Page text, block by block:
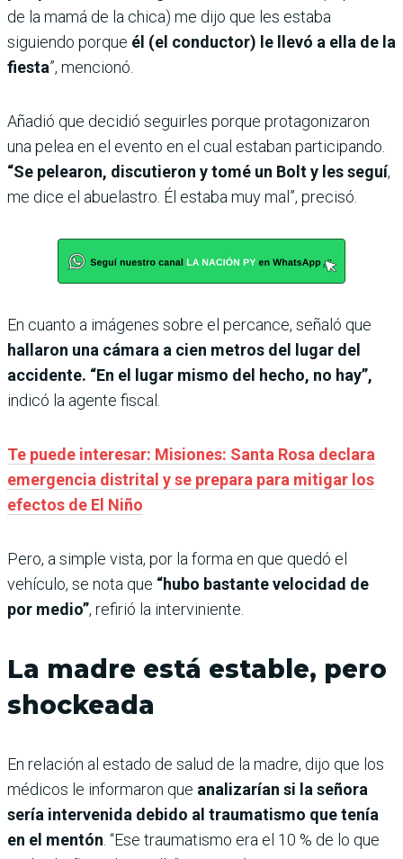
de la mamá de la chica) me dijo que les estaba
siguiendo porque él (el conductor) le llevó a ella de la
fiesta”, mencionó.
Añadió que decidió seguirles porque protagonizaron
una pelea en el evento en el cual estaban participando.
“Se pelearon, discutieron y tomé un Bolt y les seguí,
me dice el abuelastro. Él estaba muy mal”, precisó.
En cuanto a imágenes sobre el percance, señaló que
hallaron una cámara a cien metros del lugar del
accidente. “En el lugar mismo del hecho, no hay”,
indicó la agente fiscal.
Te puede interesar: Misiones: Santa Rosa declara
emergencia distrital y se prepara para mitigar los
efectos de El Niño
Pero, a simple vista, por la forma en que quedó el
vehículo, se nota que “hubo bastante velocidad de
por medio”, refirió la interviniente.
La madre está estable, pero
shockeada
En relación al estado de salud de la madre, dijo que los
médicos le informaron que analizarían si la señora
sería intervenida debido al traumatismo que tenía
en el mentón . “Ese traumatismo era el 10 % de lo que